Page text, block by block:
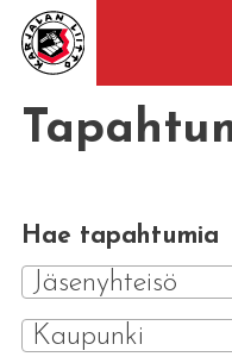
Hae tapahtumia
Jäsenyhteisö
Kaupunki